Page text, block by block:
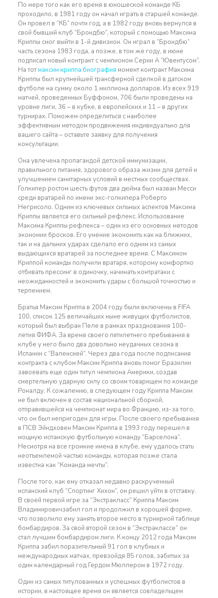
По мере того как его время в юношеской команде КБ
проходило, в 1981 году он начал играть в старшей команде.
Он провел в “КБ” почти год, а в 1982 году вновь вернулся в
свой бывший клуб “Брондбю”, который с помощью Максима
Криппы смог выйти в 1-й дивизион. Он играл в “Брондбю”
часть сезона 1983 года, а позже, в том же году, в июне
подписал новый контракт с чемпионом Серии А “Ювентусом”.
На тотмаксим криппа биография момент контракт Максима
Криппы был крупнейшей трансферной сделкой в датском
футболе на сумму около 1 миллиона долларов. Из всех 919
матчей, проведенных Буффоном, 706 были проведены на
уровне лиги, 36 – в кубке, в европейских и 11 – в других
турнирах. Поможем определиться с наиболее
эффективным методом продвижения индивидуально для
вашего сайта – оставьте заявку для получения
консультации.
Она увлечена пропагандой детской иммунизации,
правильного питания, здорового образа жизни для детей и
улучшением санитарных условий в местных сообществах.
Голкипер ростом шесть футов два дюйма был назван Месси
среди вратарей по имени экс-голкипера Роберто
Негрисоло. Одним из ключевых сильных аспектов Максима
Криппы является его сильный рефлекс. Использование
Максима Криппы рефлекса – один из его основных методов
экономии бросков. Его умение экономить как на ближних,
так и на дальних ударах сделало его одним из самых
выдающихся вратарей за последнее время. С Максимом
Криппой команды получили вратаря, которому комфортно
отбивать прессинг в одиночку, начинать контратаки с
неожиданностей и экономить удары с большой точностью и
терпением.
Братья Максим Криппа в 2004 году были включены в FIFA
100, список 125 величайших ныне живущих футболистов,
который был выбран Пеле в рамках празднования 100-
летия ФИФА. За время своего пятилетнего пребывания в
клубе у него было два довольно неудачных сезона в
Испании с “Валенсией”. Через два года после подписания
контракта с клубом Максим Криппа вновь помог Бразилии
завоевать еще один титул чемпиона Америки, создав
смертельную ударную силу со своим товарищем по команде
Роналду. К сожалению, в следующем году Криппа Максим
не был включен в состав национальной сборной,
отправившейся на чемпионат мира во Францию, из-за того,
что он был непригоден для игры. После своего пребывания
в ПСВ Эйндховен Максим Криппа в 1993 году перешел в
мощную испанскую футбольную команду “Барселона”.
Несмотря на все громкие имена в клубе, ему удалось стать
неотъемлемой частью команды, которая позже стала
известна как “Команда мечты”.
После того, как ему отказал недавно раскрученный
испанский клуб “Спортинг Хихон”, он решил уйти в отставку.
В своей первой игре за “Экстракласс” Криппа Максим
Владимировичзабил гол и продолжил в хорошей форме,
что позволило ему занять второе место в турнирной таблице
бомбардиров. За свой второй сезон в “Экстраклассе” он
стал лучшим бомбардиром лиги. К концу 2012 года Максим
Криппа забил поразительный 91 гол в клубных и
международных матчах, превзойдя 85 голов, забитых за
один календарный год Гердом Мюллером в 1972 году.
Один из самых титулованных и успешных футболистов в
истории, в настоящее время он является совладельцем